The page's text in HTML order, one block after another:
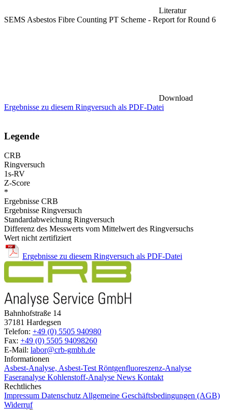
Literatur
SEMS Asbestos Fibre Counting PT Scheme - Report for Round 6
Download
Ergebnisse zu diesem Ringversuch als PDF-Datei
Legende
CRB
Ringversuch
1s-RV
Z-Score
*
Ergebnisse CRB
Ergebnisse Ringversuch
Standardabweichung Ringversuch
Differenz des Messwerts vom Mittelwert des Ringversuchs
Wert nicht zertifiziert
Ergebnisse zu diesem Ringversuch als PDF-Datei
Bahnhofstraße 14
37181 Hardegsen
Telefon: +49 (0) 5505 940980
Fax: +49 (0) 5505 94098260
E-Mail: labor@crb-gmbh.de
Informationen
Asbest-Analyse, Asbest-Test Röntgenfluoreszenz-Analyse
Faseranalyse Kohlenstoff-Analyse News Kontakt
Rechtliches
Impressum Datenschutz Allgemeine Geschäftsbedingungen (AGB)
Widerruf